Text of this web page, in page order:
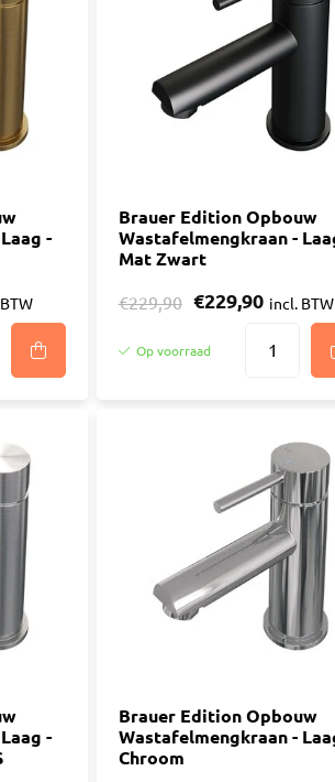
Bouwemmer
Hollewand
Diverse
Toebehoren Pur
-
Brauer Edition Opbouw
Wastafelmengkraan -
Mat Zwart
€229,90 €229,90 incl. BTW
Op voorraad
-
Brauer Edition Opbouw
Wastafelmengkraan -
Chroom